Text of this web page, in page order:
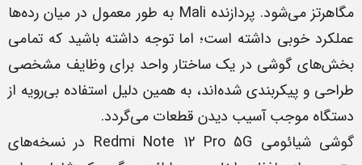
مگاهرتز می‌شود. پردازنده Mali به طور معمول در میان رده‌ها
عملکرد خوبی داشته است؛ اما توجه داشته باشید که تمامی
بخش‌های گوشی در یک ساختار واحد برای وظایف مشخصی
طراحی و پیکربندی شده‌اند، به همین دلیل استفاده بی‌رویه از
دستگاه موجب آسیب دیدن قطعات می‌گردد.
گوشی شیائومی Redmi Note 12 Pro 5G در نسخه‌های